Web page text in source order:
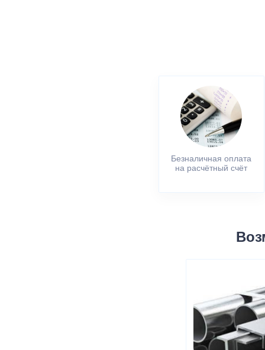
Безналичная оплата
на расчётный счёт